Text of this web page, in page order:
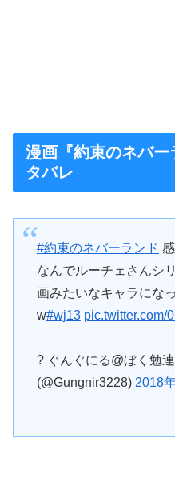
漫画『約束のネバ
タバレ
#約束のネバーランド
なんでルーチェさんシ
画みたいなキャラにな
w#wj13 pic.twitter.com/
? ぐんぐにる@ぼく勉
(@Gungnir3228) 2018